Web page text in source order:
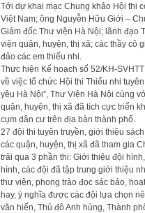
Tới dự khai mạc Chung khảo Hội thi
Việt Nam; ông Nguyễn Hữu Giới –
Giám đốc Thư viện Hà Nội; lãnh đạo
viện quận, huyện, thị xã; các thầy cô
đảo các em thiếu nhi.
Thực hiện Kế hoạch số 52/KH-
về việc tổ chức Hội thi Thiếu nhi
yêu Hà Nội”, Thư Viện Hà Nội cùng
quận, huyện, thị xã đã tích cực triển
cụm dân cư trên địa bàn thành phố.
27 đội thi tuyên truyền, giới thiệu
các quận, huyện, thị xã đã tham gia
trải qua 3 phần thi: Giới thiệu đội
hình, các đội đã tập trung giới thiệu
thư viện, phong trào đọc sác báo,
hay, ý nghĩa được các đội lựa chọn
văn hiến, Thủ đô Anh hùng, Thành